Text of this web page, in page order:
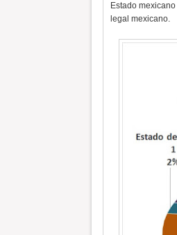
Estado
legal mexicano.